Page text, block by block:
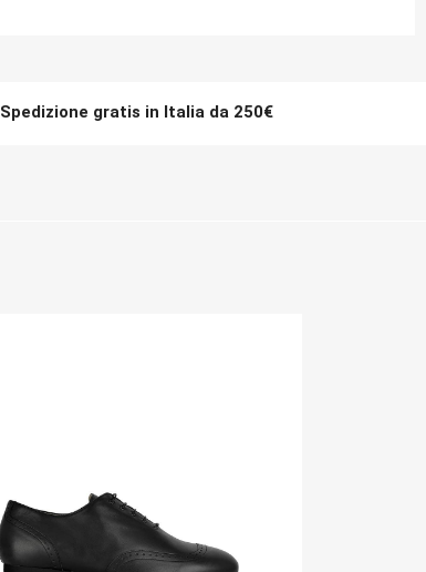
Spedizione gratis in Italia da 250€